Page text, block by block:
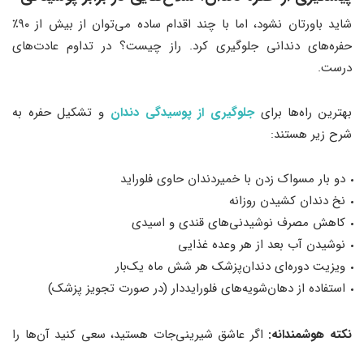
شاید باورتان نشود، اما با چند اقدام ساده می‌توان از بیش از ۹۰٪
حفره‌های دندانی جلوگیری کرد. راز چیست؟ در تداوم عادت‌های
درست.
بهترین راه‌ها برایجلوگیری از پوسیدگی دندان و تشکیل حفره به
شرح زیر هستند:
دو بار مسواک زدن با خمیردندان حاوی فلوراید
نخ دندان کشیدن روزانه
کاهش مصرف نوشیدنی‌های قندی و اسیدی
نوشیدن آب بعد از هر وعده غذایی
ویزیت دوره‌ای دندان‌پزشک هر شش ماه یک‌بار
استفاده از دهان‌شویه‌های فلورایددار (در صورت تجویز پزشک)
نکته هوشمندانه: اگر عاشق شیرینی‌جات هستید، سعی کنید آن‌ها را